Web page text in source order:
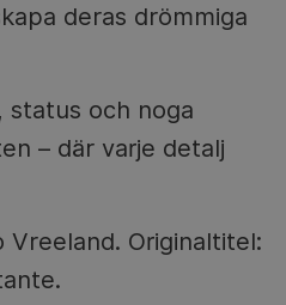
deras drömmiga
status och noga
– där varje detalj
Vreeland. Originaltitel: